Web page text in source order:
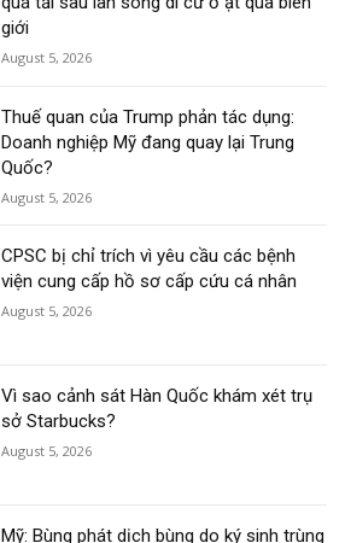
giới
August 5, 2026
Thuế quan của Trump phản tác dụng:
Doanh nghiệp Mỹ đang quay lại Trung
Quốc?
August 5, 2026
CPSC bị chỉ trích vì yêu cầu các bệnh
viện cung cấp hồ sơ cấp cứu cá nhân
August 5, 2026
Vì sao cảnh sát Hàn Quốc khám xét trụ
sở Starbucks?
August 5, 2026
Mỹ: Bùng phát dịch bùng do ký sinh trùng